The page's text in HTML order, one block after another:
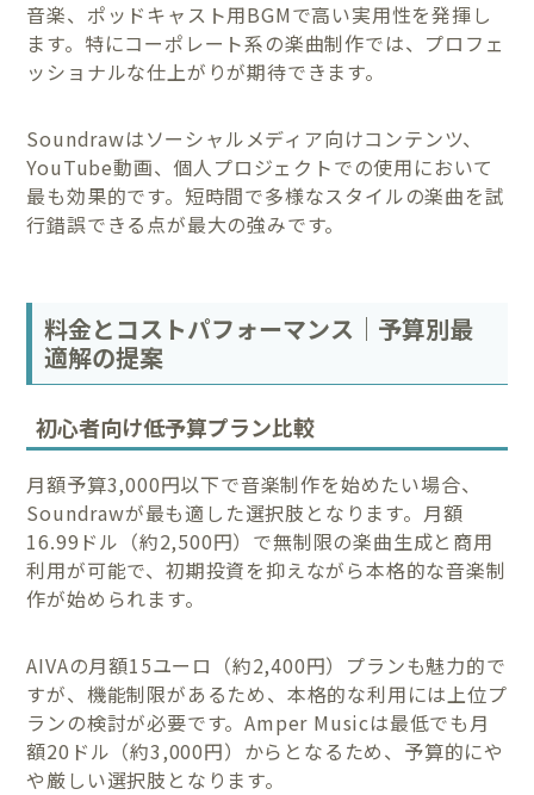
音楽、ポッドキャスト用BGMで高い実用性を発揮し
ます。特にコーポレート系の楽曲制作では、プロフェ
ッショナルな仕上がりが期待できます。
Soundrawはソーシャルメディア向けコンテンツ、
YouTube動画、個人プロジェクトでの使用において
最も効果的です。短時間で多様なスタイルの楽曲を試
行錯誤できる点が最大の強みです。
料金とコストパフォーマンス｜予算別最
適解の提案
初心者向け低予算プラン比較
月額予算3,000円以下で音楽制作を始めたい場合、
Soundrawが最も適した選択肢となります。月額
16.99ドル（約2,500円）で無制限の楽曲生成と商用
利用が可能で、初期投資を抑えながら本格的な音楽制
作が始められます。
AIVAの月額15ユーロ（約2,400円）プランも魅力的で
すが、機能制限があるため、本格的な利用には上位プ
ランの検討が必要です。Amper Musicは最低でも月
額20ドル（約3,000円）からとなるため、予算的にや
や厳しい選択肢となります。